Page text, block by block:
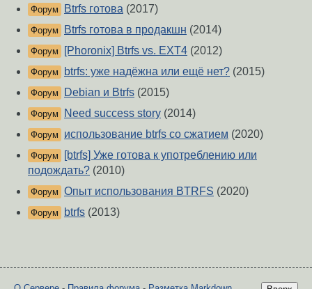
Форум Btrfs готова (2017)
Форум Btrfs готова в продакшн (2014)
Форум [Phoronix] Btrfs vs. EXT4 (2012)
Форум btrfs: уже надёжна или ещё нет? (2015)
Форум Debian и Btrfs (2015)
Форум Need success story (2014)
Форум использование btrfs со сжатием (2020)
Форум
[btrfs] Уже готова к употреблению или
подождать? (2010)
Форум Опыт использования BTRFS (2020)
Форум btrfs (2013)